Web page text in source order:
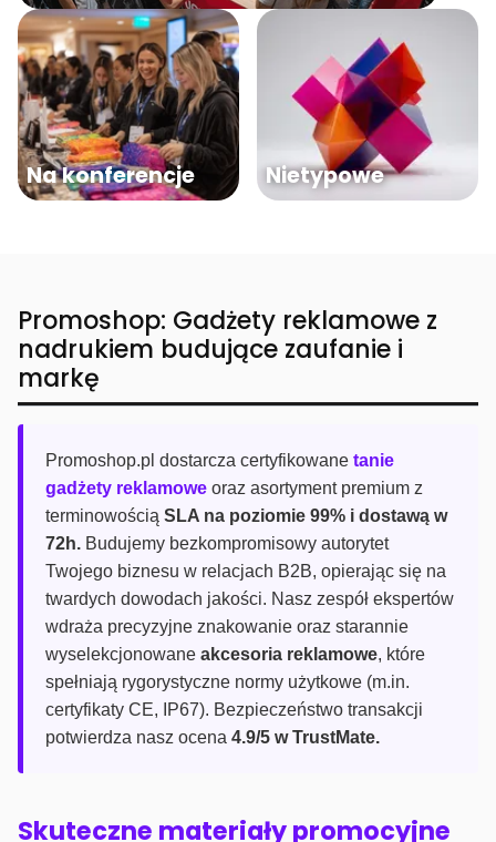
Na konferencje Nietypowe
Promoshop: Gadżety reklamowe z
nadrukiem budujące zaufanie i
markę
Promoshop.pl dostarcza certyfikowane tanie
gadżety reklamowe oraz asortyment premium z
terminowością SLA na poziomie 99% i dostawą w
72h. Budujemy bezkompromisowy autorytet
Twojego biznesu w relacjach B2B, opierając się na
twardych dowodach jakości. Nasz zespół ekspertów
wdraża precyzyjne znakowanie oraz starannie
wyselekcjonowane akcesoria reklamowe, które
spełniają rygorystyczne normy użytkowe (m.in.
certyfikaty CE, IP67). Bezpieczeństwo transakcji
potwierdza nasz ocena 4.9/5 w TrustMate.
Skuteczne materiały promocyjne